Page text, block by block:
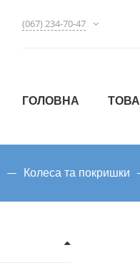
(067) 234-70-47
ГОЛОВНА
Колеса та покришки